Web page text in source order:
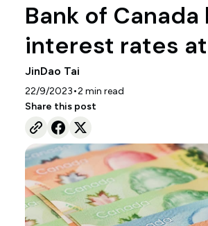
Bank of Canada
interest rates
JinDao Tai
22/9/2023•2 min read
Share this post